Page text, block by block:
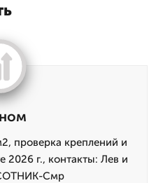
проверка креплений и
2026 г., контакты: Лев и
Смр